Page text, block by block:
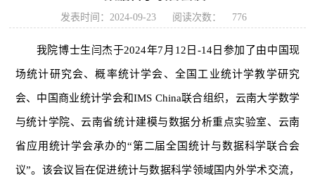
发表时间：2024-09-23 阅读次数： 776
我院博士生闫杰于2024年7月12日-14日参加了由中国现
场统计研究会、概率统计学会、全国工业统计学教学研究
会、中国商业统计学会和IMS China联合组织，云南大学数学
与统计学院、云南省统计建模与数据分析重点实验室、云南
省应用统计学会承办的“第二届全国统计与数据科学联合会
议”。该会议旨在促进统计与数据科学领域国内外学术交流，